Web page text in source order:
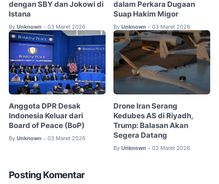
dengan SBY dan Jokowi di
Istana
By Unknown • 03 Maret 2026
dalam Perkara Dugaan
Suap Hakim Migor
By Unknown • 03 Maret 2026
Anggota DPR Desak
Indonesia Keluar dari
Board of Peace (BoP)
By Unknown • 03 Maret 2026
Drone Iran Serang
Kedubes AS di Riyadh,
Trump: Balasan Akan
Segera Datang
By Unknown • 02 Maret 2026
Posting Komentar